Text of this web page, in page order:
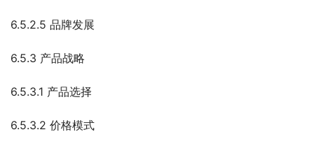
6.5.2.5 品牌发展
6.5.3 产品战略
6.5.3.1 产品选择
6.5.3.2 价格模式